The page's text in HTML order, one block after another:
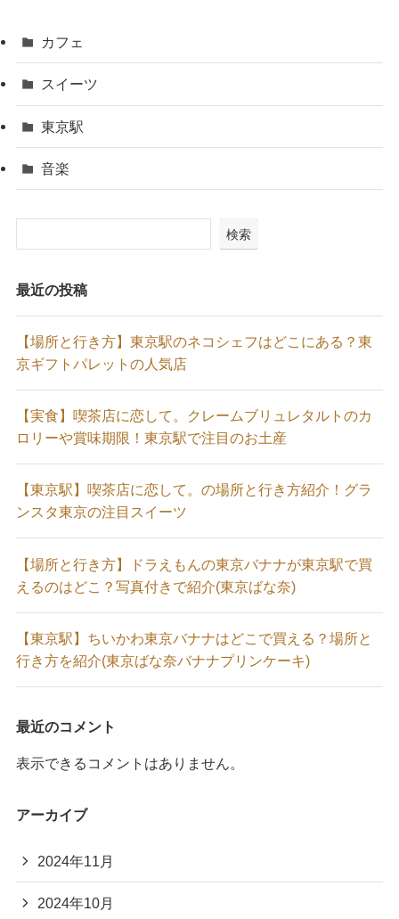
カフェ
スイーツ
東京駅
音楽
検索
最近の投稿
【場所と行き方】東京駅のネコシェフはどこにある？東
京ギフトパレットの人気店
【実食】喫茶店に恋して。クレームブリュレタルトのカ
ロリーや賞味期限！東京駅で注目のお土産
【東京駅】喫茶店に恋して。の場所と行き方紹介！グラ
ンスタ東京の注目スイーツ
【場所と行き方】ドラえもんの東京バナナが東京駅で買
えるのはどこ？写真付きで紹介(東京ばな奈)
【東京駅】ちいかわ東京バナナはどこで買える？場所と
行き方を紹介(東京ばな奈バナナプリンケーキ)
最近のコメント
表示できるコメントはありません。
アーカイブ
2024年11月
2024年10月